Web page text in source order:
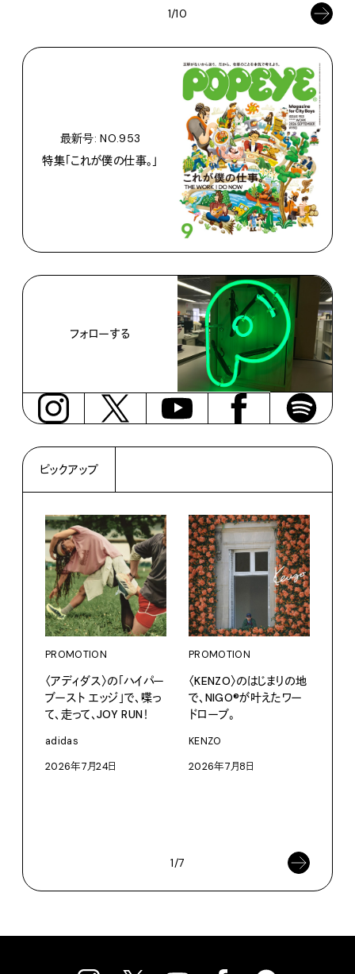
1/10
最新号: NO.953
特集「これが僕の仕事。」
フォローする
ピックアップ
PROMOTION
〈アディダス〉の「ハイパー
ブースト エッジ」で、喋っ
て、走って、JOY RUN！
adidas
2026年7月24日
PROMOTION
〈KENZO〉のはじまりの地
で、NIGO®が叶えたワー
ドローブ。
KENZO
2026年7月8日
1/7